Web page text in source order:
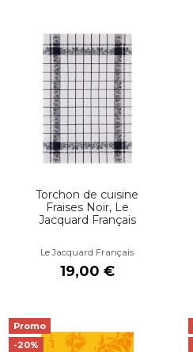
Torchon de cuisine
Fraises Noir, Le
Jacquard Français
Le Jacquard Français
19,00 €
Promo
-20%